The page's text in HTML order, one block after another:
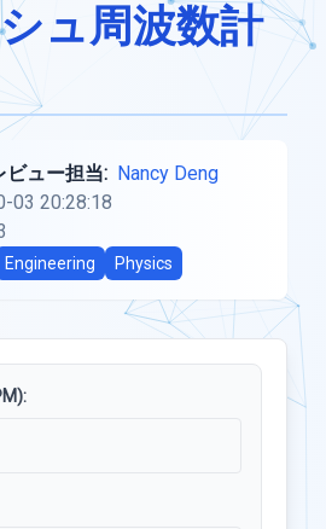
ュ周波数計
ビュー担当: Nancy Deng
03 20:28:18
Engineering Physics